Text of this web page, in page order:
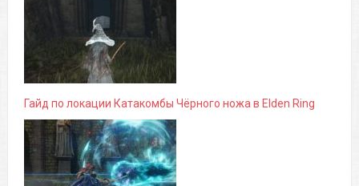
Гайд по локации Катакомбы Чёрного ножа в Elden Ring